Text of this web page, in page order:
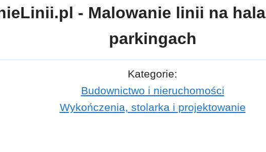
- Malowanie linii na
parkingach
Kategorie:
Budownictwo i nieruchomości
Wykończenia, stolarka i projektowanie